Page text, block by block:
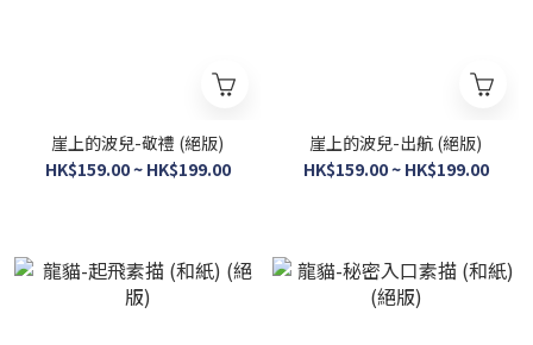
崖上的波兒-敬禮 (絕版)
HK$159.00 ~ HK$199.00
崖上的波兒-出航 (絕版)
HK$159.00 ~ HK$199.00